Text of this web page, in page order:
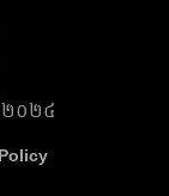
២០២៤